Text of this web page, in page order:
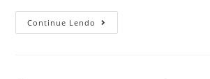
Continue Lendo